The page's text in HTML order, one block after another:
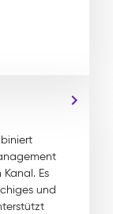
Es
und